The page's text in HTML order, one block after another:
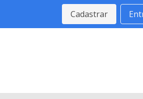
Cadastrar